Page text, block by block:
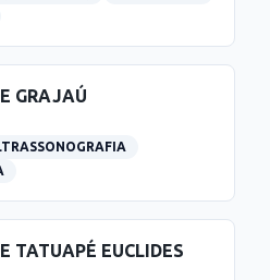
GRAJAÚ
TATUAPÉ EUCLIDES